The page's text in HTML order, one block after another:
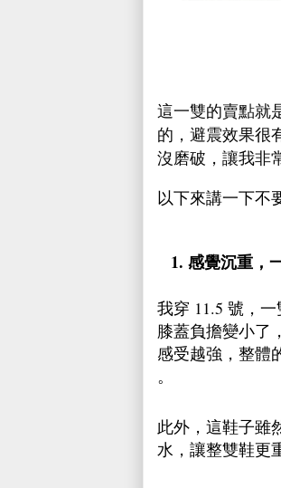
這一雙的賣點就
的，避震效果很
沒磨破，讓我非
以下來講一下不
1. 感覺沉重，
我穿 11.5 號，
膝蓋負擔變小了
感受越強，整體
。
此外，這鞋子雖
水，讓整雙鞋更